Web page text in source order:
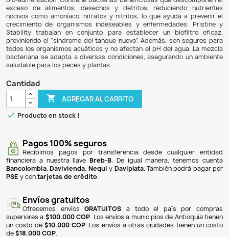
COMBO STABILITY PRISTINE 250ML
BENÉFICAS ACUARIO
$ 118.900
$ 110.577 7% DE DESCUENTO
El Combo Stability Pristine de 250ml es un producto
mejorar la calidad del agua en acuarios de agua dulce y
bio-aumentación. Contiene bacterias beneficiosas que
exceso de alimentos, desechos y detritos,
crecimiento de organismos indeseables y
Stability trabajan en conjunto para establecer un
previniendo el "síndrome del tanque nuevo". Además,
todos los organismos acuáticos y no afectan el pH del
bacteriana se adapta a diversas condiciones,
Cantidad
 AGREGAR AL CARRITO